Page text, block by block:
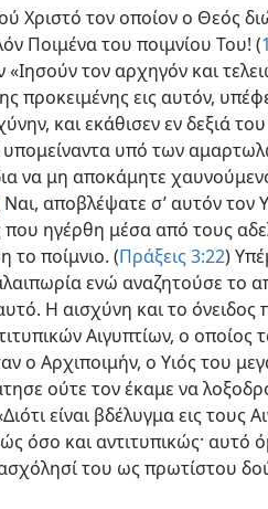
Χριστό τον οποίον ο Θεός
Ποιμένα του ποιμνίου Του! (
τον αρχηγόν και
προκειμένης εις αυτόν,
και εκάθισεν εν δεξιά
υπομείναντα υπό των
να μη αποκάμητε
Ναι, αποβλέψατε σ’ αυτόν τον
που ηγέρθη μέσα από τους
το ποίμνιο. (Πράξεις 3:22)
ενώ αναζητούσε το
Η αισχύνη και το
Αιγυπτίων, ο οποίος
ο Αρχιποιμήν, ο Υιός του
ούτε τον έκαμε να
είναι βδέλυγμα εις τους
όσο και αντιτυπικώς· αυτό
του ως πρωτίστου